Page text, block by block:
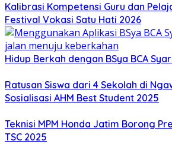
Kalibrasi Kompetensi Guru dan
Festival Vokasi Satu Hati 2026
Hidup Berkah dengan BSya BCA
Ratusan Siswa dari 4 Sekolah di
Sosialisasi AHM Best Student 2025
Teknisi MPM Honda Jatim Borong
TSC 2025